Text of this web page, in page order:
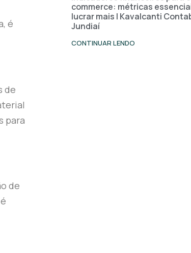
é
de
para
de
commerce: métricas
lucrar mais | Kavalcanti
Jundiaí
CONTINUAR LENDO